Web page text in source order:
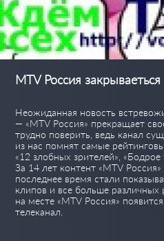
MTV Россия закрываеться
Неожиданная новость
— «MTV Россия» прекращает
трудно поверить, ведь канал
из нас помнят самые
«12 злобных зрителей», «Бодрое
За 14 лет контент «MTV
последнее время стали
клипов и все больше различных
на месте «MTV Россия»
телеканал.